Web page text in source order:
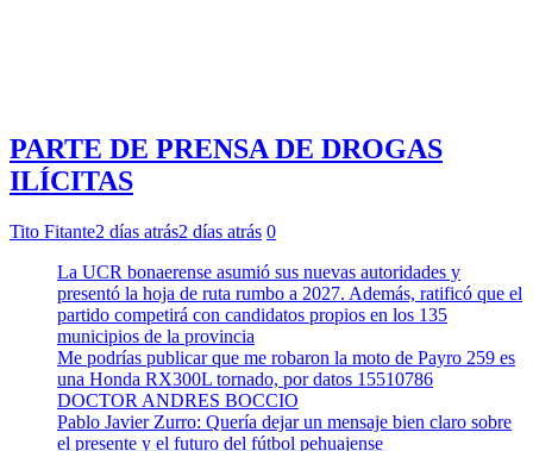
PARTE DE PRENSA DE DROGAS
ILÍCITAS
Tito Fitante2 días atrás2 días atrás 0
La UCR bonaerense asumió sus nuevas autoridades y
presentó la hoja de ruta rumbo a 2027. Además, ratificó que el
partido competirá con candidatos propios en los 135
municipios de la provincia
Me podrías publicar que me robaron la moto de Payro 259 es
una Honda RX300L tornado, por datos 15510786
DOCTOR ANDRES BOCCIO
Pablo Javier Zurro: Quería dejar un mensaje bien claro sobre
el presente y el futuro del fútbol pehuajense